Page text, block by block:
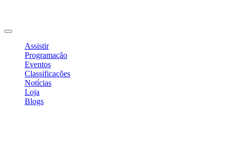
Assistir
Programação
Eventos
Classificações
Notícias
Loja
Blogs